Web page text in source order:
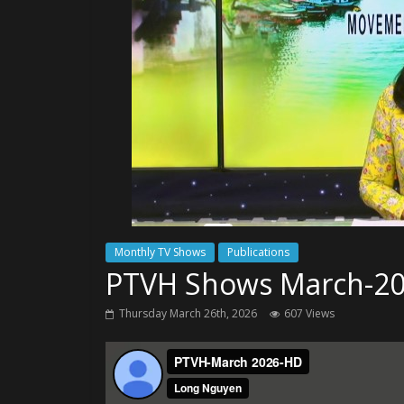
Monthly TV Shows Publications
PTVH Shows March-
Thursday March 26th, 2026 607 Views